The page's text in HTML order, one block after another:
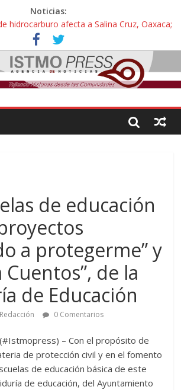
Noticias:
hidrocarburo afecta a Salina Cruz, Oaxaca;
Salinas del Marqués denuncian daños de
expulsado por la Universidad Bienestar de
a las aulas tras amparo
Alejandro Leyva se reúnen con titular de
Juchitán, Oaxaca de nuevo despojo de su
de educación
a protegerme” y
Cuentos”, de la
de Educación
Redacción 0 Comentarios
– Con el propósito de
de protección civil y en el fomento
de educación básica de este
de educación, del Ayuntamiento